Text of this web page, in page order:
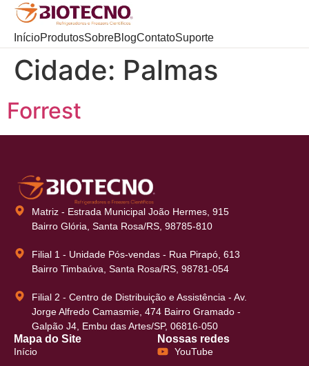
InícioProdutosSobreBlogContatoSuporte
Cidade: Palmas
Forrest
Matriz - Estrada Municipal João Hermes, 915
Bairro Glória, Santa Rosa/RS, 98785-810
Filial 1 - Unidade Pós-vendas - Rua Pirapó, 613
Bairro Timbaúva, Santa Rosa/RS, 98781-054
Filial 2 - Centro de Distribuição e Assistência - Av.
Jorge Alfredo Camasmie, 474 Bairro Gramado -
Galpão J4, Embu das Artes/SP, 06816-050
Mapa do Site
Início
Nossas redes
YouTube